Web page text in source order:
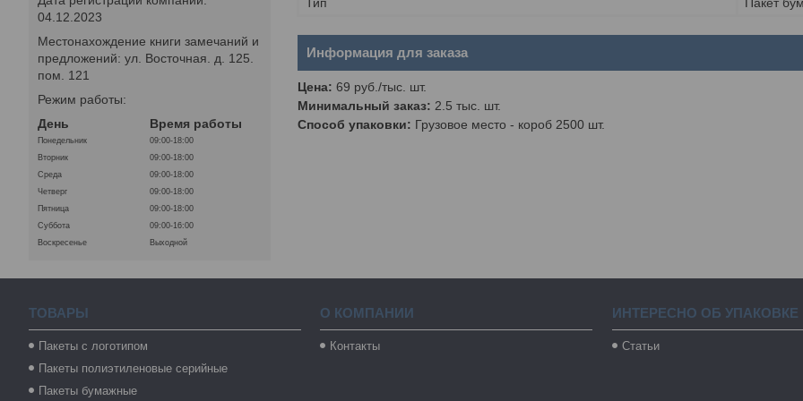
Информация для заказа
Цена: 69 руб. /тыс. шт.
Минимальный заказ: 2.5 тыс. шт.
Способ упаковки: Грузовое место - короб 2500 шт.
04.12.2023
Местонахождение книги замечаний и
предложений: ул. Восточная. д. 125.
пом. 121
Режим работы:
День
Время работы
Понедельник
09:00-18:00
Вторник
09:00-18:00
Среда
09:00-18:00
Четверг
09:00-18:00
Пятница
09:00-18:00
Суббота
09:00-16:00
Воскресенье
Выходной
ТОВАРЫ
Пакеты с логотипом
Пакеты полиэтиленовые серийные
Пакеты бумажные
О КОМПАНИИ
Контакты
ИНТЕРЕСНО ОБ УПАКОВКЕ
Статьи